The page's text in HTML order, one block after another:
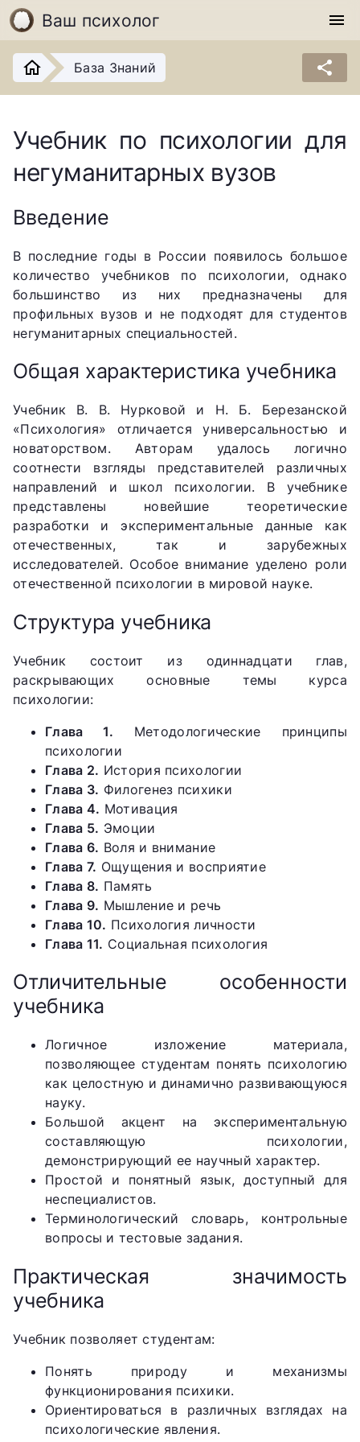
Ваш психолог menu
База Знаний share
Учебник по психологии для
негуманитарных вузов
Введение
В последние годы в России появилось большое
количество учебников по психологии, однако
большинство из них предназначены для
профильных вузов и не подходят для студентов
негуманитарных специальностей.
Общая характеристика учебника
Учебник В. В. Нурковой и Н. Б. Березанской
«Психология» отличается универсальностью и
новаторством. Авторам удалось логично
соотнести взгляды представителей различных
направлений и школ психологии. В учебнике
представлены новейшие теоретические
разработки и экспериментальные данные как
отечественных, так и зарубежных
исследователей. Особое внимание уделено роли
отечественной психологии в мировой науке.
Структура учебника
Учебник состоит из одиннадцати глав,
раскрывающих основные темы курса
психологии:
Глава 1. Методологические принципы
психологии
Глава 2. История психологии
Глава 3. Филогенез психики
Глава 4. Мотивация
Глава 5. Эмоции
Глава 6. Воля и внимание
Глава 7. Ощущения и восприятие
Глава 8. Память
Глава 9. Мышление и речь
Глава 10. Психология личности
Глава 11. Социальная психология
Отличительные особенности
учебника
Логичное изложение материала,
позволяющее студентам понять психологию
как целостную и динамично развивающуюся
науку.
Большой акцент на экспериментальную
составляющую психологии,
демонстрирующий ее научный характер.
Простой и понятный язык, доступный для
неспециалистов.
Терминологический словарь, контрольные
вопросы и тестовые задания.
Практическая значимость
учебника
Учебник позволяет студентам:
Понять природу и механизмы
функционирования психики.
Ориентироваться в различных взглядах на
психологические явления.